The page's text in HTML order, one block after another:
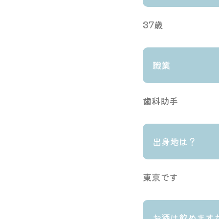
37歳
職業
歯科助手
出身地は？
東京です